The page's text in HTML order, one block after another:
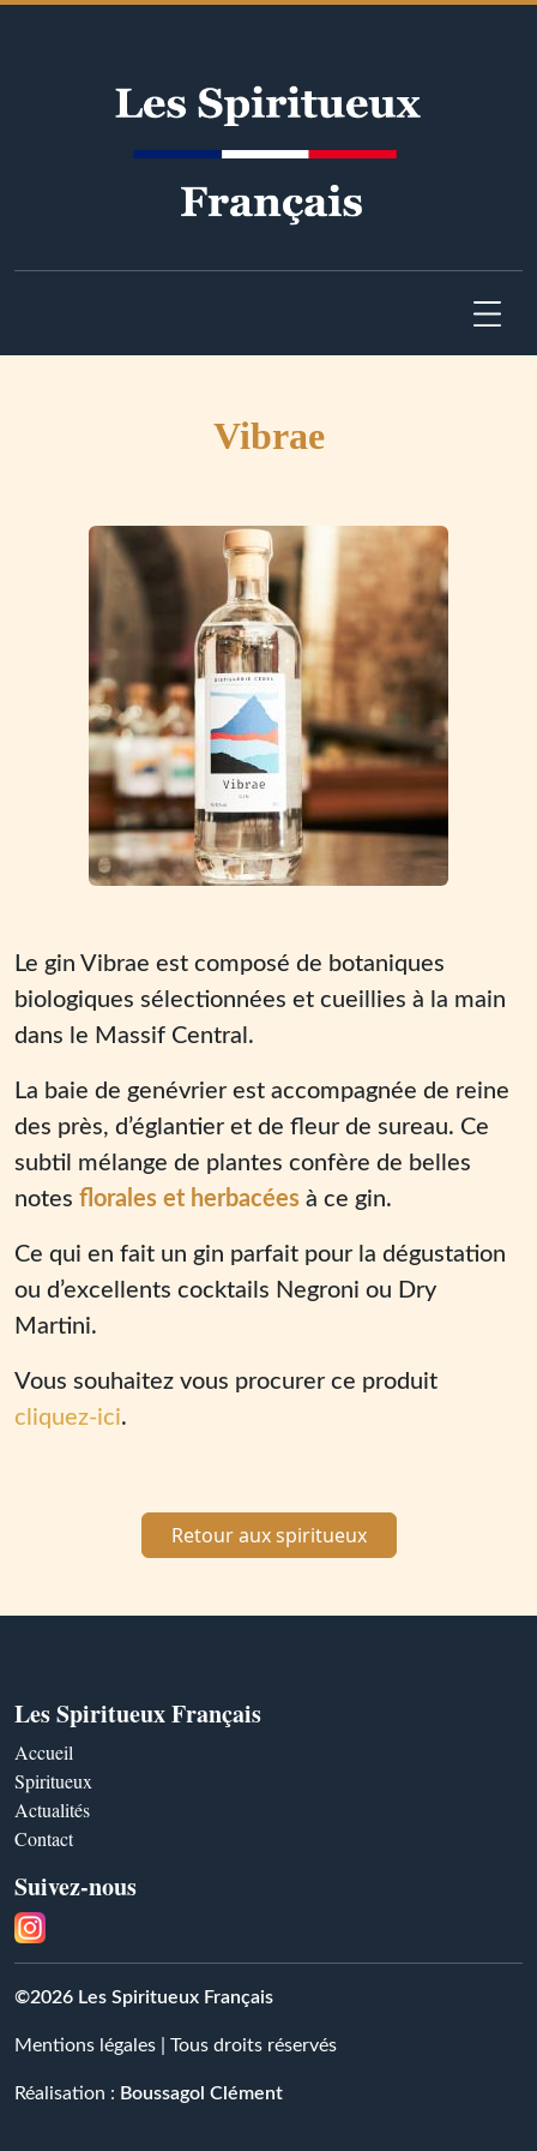
Vibrae
Le gin Vibrae est composé de botaniques
biologiques sélectionnées et cueillies à la main
dans le Massif Central.
La baie de genévrier est accompagnée de reine
des près, d’églantier et de fleur de sureau. Ce
subtil mélange de plantes confère de belles
notes florales et herbacées à ce gin.
Ce qui en fait un gin parfait pour la dégustation
ou d’excellents cocktails Negroni ou Dry
Martini.
Vous souhaitez vous procurer ce produit
cliquez-ici.
Retour aux spiritueux
Les Spiritueux Français
Accueil
Spiritueux
Actualités
Contact
Suivez-nous
©2026 Les Spiritueux Français
Mentions légales | Tous droits réservés
Réalisation : Boussagol Clément